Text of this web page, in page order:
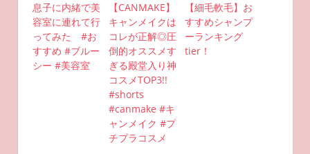
息子に内緒で美
容室に連れて行
ってみた #お
すすめ #ブルー
シー #美容室
【CANMAKE】
キャンメイクは
コレが正解◎圧
倒的オススメす
ぎる殿堂入り神
コスメTOP3!!
#shorts
#canmake #キ
ャンメイク #プ
チプラコスメ
【細毛軟毛】お
すすめシャンプ
ーランキング
tier！